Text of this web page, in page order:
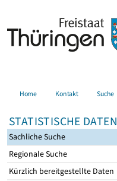
Home Kontakt Suche
STATISTISCHE DATEN
Sachliche Suche
Regionale Suche
Kürzlich bereitgestellte Daten